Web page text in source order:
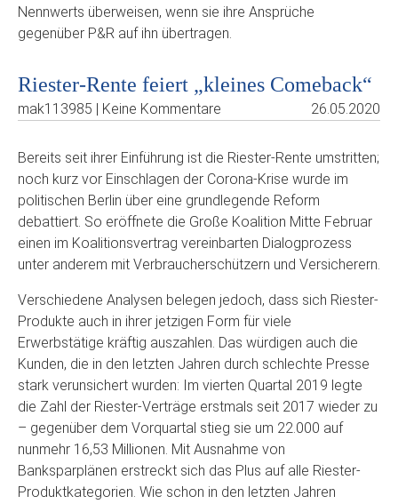
Nennwerts überweisen, wenn sie ihre Ansprüche
gegenüber P&R auf ihn übertragen.
Riester-Rente feiert „kleines Comeback“
mak113985 | Keine Kommentare 26.05.2020
Bereits seit ihrer Einführung ist die Riester-Rente umstritten;
noch kurz vor Einschlagen der Corona-Krise wurde im
politischen Berlin über eine grundlegende Reform
debattiert. So eröffnete die Große Koalition Mitte Februar
einen im Koalitionsvertrag vereinbarten Dialogprozess
unter anderem mit Verbraucherschützern und Versicherern.
Verschiedene Analysen belegen jedoch, dass sich Riester-
Produkte auch in ihrer jetzigen Form für viele
Erwerbstätige kräftig auszahlen. Das würdigen auch die
Kunden, die in den letzten Jahren durch schlechte Presse
stark verunsichert wurden: Im vierten Quartal 2019 legte
die Zahl der Riester-Verträge erstmals seit 2017 wieder zu
– gegenüber dem Vorquartal stieg sie um 22.000 auf
nunmehr 16,53 Millionen. Mit Ausnahme von
Banksparplänen erstreckt sich das Plus auf alle Riester-
Produktkategorien. Wie schon in den letzten Jahren